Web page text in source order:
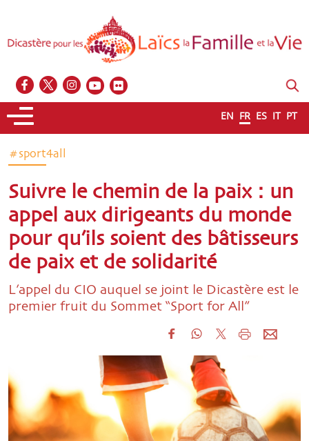
EN FR ES IT PT
#sport4all
Suivre le chemin de la paix : un
appel aux dirigeants du monde
pour qu’ils soient des bâtisseurs
de paix et de solidarité
L’appel du CIO auquel se joint le Dicastère est le
premier fruit du Sommet “Sport for All”